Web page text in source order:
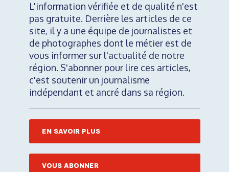
L'information vérifiée et de qualité n'est
pas gratuite. Derrière les articles de ce
site, il y a une équipe de journalistes et
de photographes dont le métier est de
vous informer sur l'actualité de notre
région. S'abonner pour lire ces articles,
c'est soutenir un journalisme
indépendant et ancré dans sa région.
EN SAVOIR PLUS
VOUS ABONNER